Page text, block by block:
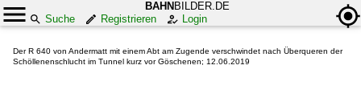
BAHN BILDER.DE
Suche
Registrieren Login
Der R 640 von Andermatt mit einem Abt am Zugende verschwindet nach Überqueren der
Schöllenenschlucht im Tunnel kurz vor Göschenen; 12.06.2019